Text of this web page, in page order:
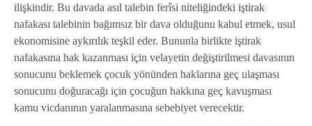
ilişkindir. Bu davada asıl talebin ferîsi niteliğindeki iştirak
nafakası talebinin bağımsız bir dava olduğunu kabul etmek, usul
ekonomisine aykırılık teşkil eder. Bununla birlikte iştirak
nafakasına hak kazanması için velayetin değiştirilmesi davasının
sonucunu beklemek çocuk yönünden haklarına geç ulaşması
sonucunu doğuracağı için çocuğun hakkına geç kavuşması
kamu vicdanının yaralanmasına sebebiyet verecektir.